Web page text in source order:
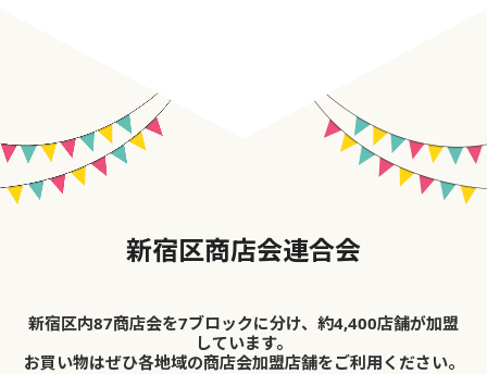
新宿区商店会連合会
新宿区内87商店会を7ブロックに分け、約4,400店舗が加盟
しています。
お買い物はぜひ各地域の商店会加盟店舗をご利用ください。